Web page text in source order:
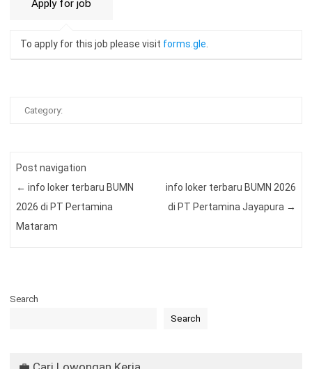
To apply for this job please visit forms.gle.
Category:
Post navigation
← info loker terbaru BUMN
2026 di PT Pertamina
Mataram
info loker terbaru BUMN 2026
di PT Pertamina Jayapura →
Search
Search